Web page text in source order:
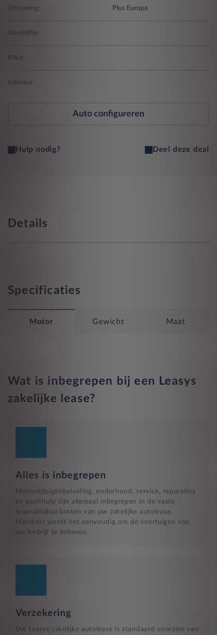
Uitvoering: Plus Europa
Aandrijflijn:
Kleur:
Interieur:
Auto configureren
Hulp nodig? Deel deze deal
Details
Specificaties
Motor Gewicht Maat
Wat is inbegrepen bij een Leasys
zakelijke lease?
Alles is inbegrepen
Motorrijtuigenbelasting, onderhoud, service, reparaties
en pechhulp zijn allemaal inbegrepen in de vaste
maandelijkse kosten van uw zakelijke autolease.
Hierdoor wordt het eenvoudig om de voertuigen van
uw bedrijf te beheren.
Verzekering
Uw Leasys zakelijke autolease is standaard voorzien van